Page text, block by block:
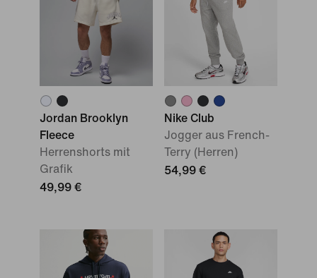
Jordan Brooklyn
Fleece
Herrenshorts mit
Grafik
49,99 €
Nike Club
Jogger aus French-
Terry (Herren)
54,99 €